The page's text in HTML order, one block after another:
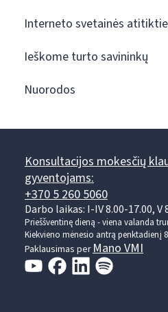
Interneto svetainės
Ieškome turto savininkų
Nuorodos
Konsultacijos mokesčių
gyventojams:
+370 5 260 5060
Darbo laikas: I-IV 8.00-17.00, V
Prieššventinę dieną - viena valanda
Kiekvieno mėnesio antrą penktadienį
Paklausimas perMano VMI